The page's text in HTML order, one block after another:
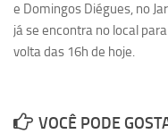
Infraestrutura
Serviços
e Domingos Diégues, no
já se encontra no local
volta das 16h de hoje.
VOCÊ PODE